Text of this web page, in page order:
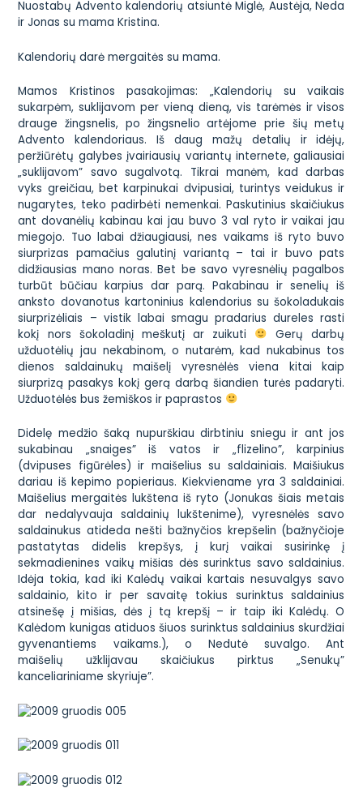
Nuostabų Advento kalendorių atsiuntė Miglė, Austėja, Neda
ir Jonas su mama Kristina.
Kalendorių darė mergaitės su mama.
Mamos Kristinos pasakojimas: „Kalendorių su vaikais
sukarpėm, suklijavom per vieną dieną, vis tarėmės ir visos
drauge žingsnelis, po žingsnelio artėjome prie šių metų
Advento kalendoriaus. Iš daug mažų detalių ir idėjų,
peržiūrėtų galybes įvairiausių variantų internete, galiausiai
„suklijavom” savo sugalvotą. Tikrai manėm, kad darbas
vyks greičiau, bet karpinukai dvipusiai, turintys veidukus ir
nugarytes, teko padirbėti nemenkai. Paskutinius skaičiukus
ant dovanėlių kabinau kai jau buvo 3 val ryto ir vaikai jau
miegojo. Tuo labai džiaugiausi, nes vaikams iš ryto buvo
siurprizas pamačius galutinį variantą – tai ir buvo pats
didžiausias mano noras. Bet be savo vyresnėlių pagalbos
turbūt būčiau karpius dar parą. Pakabinau ir senelių iš
anksto dovanotus kartoninius kalendorius su šokoladukais
siurprizėliais – vistik labai smagu pradarius dureles rasti
kokį nors šokoladinį meškutį ar zuikuti
Gerų darbų
užduotėlių jau nekabinom, o nutarėm, kad nukabinus tos
dienos saldainukų maišelį vyresnėlės viena kitai kaip
siurprizą pasakys kokį gerą darbą šiandien turės padaryti.
Užduotėlės bus žemiškos ir paprastos
Didelę medžio šaką nupurškiau dirbtiniu sniegu ir ant jos
sukabinau „snaiges” iš vatos ir „flizelino”, karpinius
(dvipuses figūrėles) ir maišelius su saldainiais. Maišiukus
dariau iš kepimo popieriaus. Kiekviename yra 3 saldainiai.
Maišelius mergaitės lukštena iš ryto (Jonukas šiais metais
dar nedalyvauja saldainių lukštenime), vyresnėlės savo
saldainukus atidedanešti bažnyčios krepšelin (bažnyčioje
pastatytas didelis krepšys, į kurį vaikai susirinkę į
sekmadienines vaikų mišias dės surinktus savo saldainius.
Idėja tokia, kad iki Kalėdų vaikai kartais nesuvalgys savo
saldainio, kito ir per savaitę tokius surinktus saldainius
atsinešę į mišias, dės į tą krepšį – ir taip iki Kalėdų. O
Kalėdom kunigas atiduos šiuos surinktus saldainius skurdžiai
gyvenantiems vaikams.), o Nedutė suvalgo. Ant
maišelių užklijavau skaičiukus pirktus „Senukų”
kanceliariniame skyriuje”.